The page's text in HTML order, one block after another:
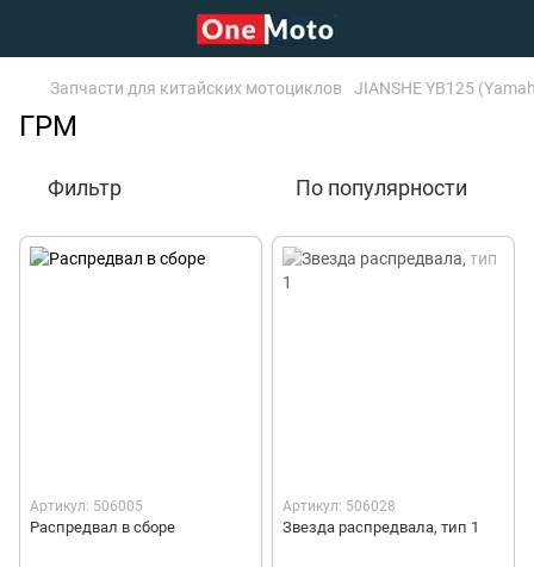
Запчасти для китайских мотоциклов JIANSHE YB125
ГРМ
Фильтр По популярности
Артикул: 506005
Распредвал в сборе
Артикул: 506028
Звезда распредвала, тип 1